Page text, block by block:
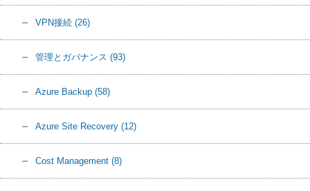
VPN接続 (26)
管理とガバナンス (93)
Azure Backup (58)
Azure Site Recovery (12)
Cost Management (8)